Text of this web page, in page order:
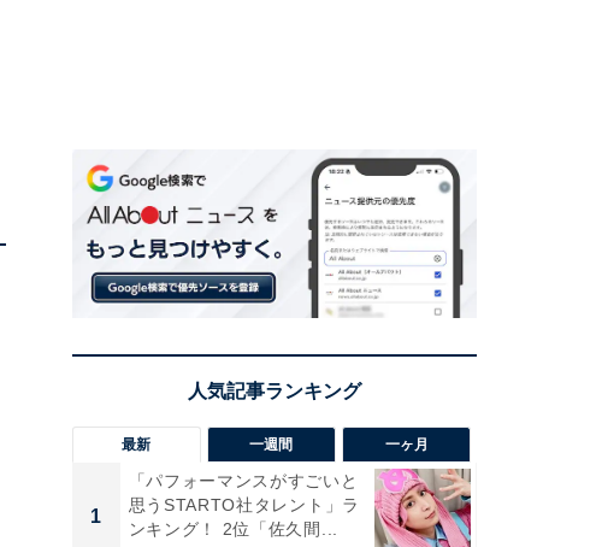
最新 一週間 一ヶ月
1
「パフォーマンスがすごいと
思うSTARTO社タレント」ラ
ンキング！ 2位「佐久間...